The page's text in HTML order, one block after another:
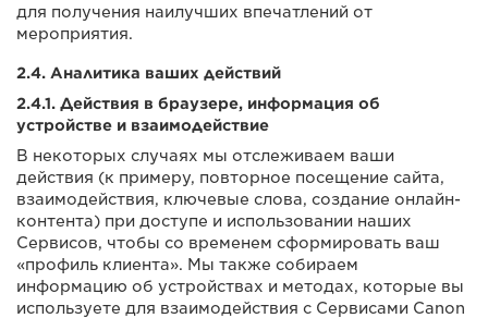
для получения наилучших впечатлений от
мероприятия.
2.4. Аналитика ваших действий
2.4.1. Действия в браузере, информация об
устройстве и взаимодействие
В некоторых случаях мы отслеживаем ваши
действия (к примеру, повторное посещение сайта,
взаимодействия, ключевые слова, создание онлайн-
контента) при доступе и использовании наших
Сервисов, чтобы со временем сформировать ваш
«профиль клиента». Мы также собираем
информацию об устройствах и методах, которые вы
используете для взаимодействия с Сервисами Canon